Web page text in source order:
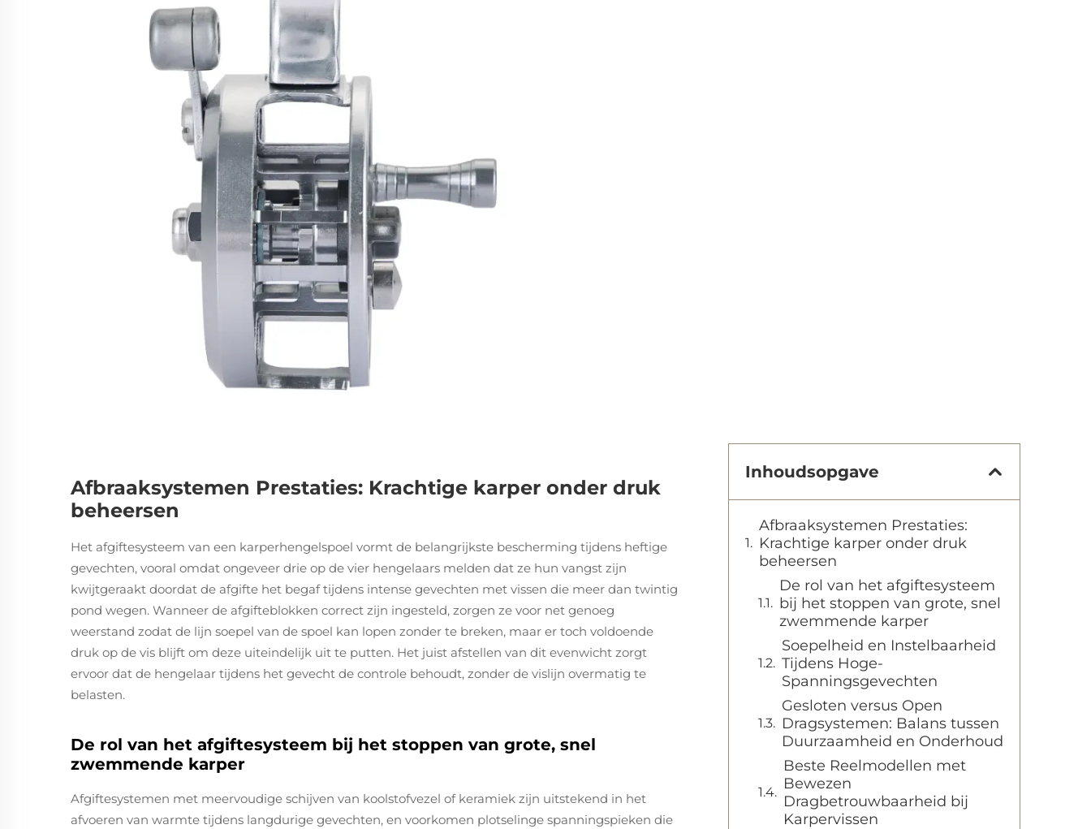
Afbraaksystemen Prestaties: Krachtige karper onder druk
beheersen
Het afgiftesysteem van een karperhengelspoel vormt de belangrijkste bescherming tijdens heftige
gevechten, vooral omdat ongeveer drie op de vier hengelaars melden dat ze hun vangst zijn
kwijtgeraakt doordat de afgifte het begaf tijdens intense gevechten met vissen die meer dan twintig
pond wegen. Wanneer de afgifteblokken correct zijn ingesteld, zorgen ze voor net genoeg
weerstand zodat de lijn soepel van de spoel kan lopen zonder te breken, maar er toch voldoende
druk op de vis blijft om deze uiteindelijk uit te putten. Het juist afstellen van dit evenwicht zorgt
ervoor dat de hengelaar tijdens het gevecht de controle behoudt, zonder de vislijn overmatig te
belasten.
De rol van het afgiftesysteem bij het stoppen van grote, snel
zwemmende karper
Afgiftesystemen met meervoudige schijven van koolstofvezel of keramiek zijn uitstekend in het
afvoeren van warmte tijdens langdurige gevechten, en voorkomen plotselinge spanningspieken die
Inhoudsopgave
Afbraaksystemen Prestaties:
Krachtige karper onder druk
beheersen
De rol van het afgiftesysteem
bij het stoppen van grote, snel
zwemmende karper
Soepelheid en Instelbaarheid
Tijdens Hoge-
Spanningsgevechten
Gesloten versus Open
Dragsystemen: Balans tussen
Duurzaamheid en Onderhoud
Beste Reelmodellen met
Bewezen
Dragbetrouwbaarheid bij
Karpervissen